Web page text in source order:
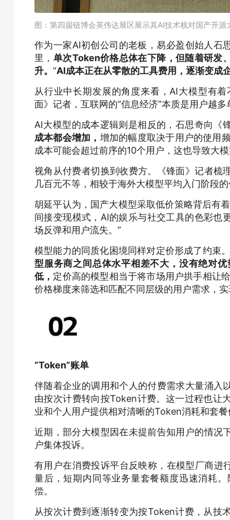
图：第四届链博会英伟达展区展示其AI技术栈对国产开
作为一家AI初创公司的老板，易必盈创始人石
里， 单次Token价格总体在下降，但随着研发
升。 “AI成本正在从零散的工具费用，逐渐变成
从行业中长期发展的角度来看，AI大模型有
面》记者，互联网的“信息经济”本质是用户越
AI大模型的成本逻辑则是相反的，石思奇向《
成本都会增加， 增加的幅度取决于用户的使用
成本可能会超过前序的10个用户，这也导致大
视角从付费者切换到收费方。《锋面》记者梳
几百元不等，相较于海外大模型平均入门阶段
胡延平认为，国产大模型采取低价策略背后有
间接变现模式，AI的娱乐与社交工具的色彩也
场反弹和用户流失。”
模型能力的同质化困境同样对定价形成了约束
型服务商之间总体水平相差不大，没有绝对
低， 定价高的模型相当于将市场用户拱手相让
价格梯度来筛选和匹配不同层级的用户需求，
“Token”账单
伴随着企业的调用和个人的付费需求大量涌入
由按次计费转向按Token计费。这一过程也让
业和个人用户提供相对清晰的Token消耗和套
近期，部分大模型因在未提前告知用户的情况
户集体投诉。
有用户在消费投诉平台反映称，在模型厂商
量后，短期内同等业务量套餐额度迅速消耗
偿。
从按次计费到逐渐转变为按Token计费，从技